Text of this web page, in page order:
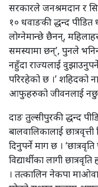
सरकारले जनश्रमदान र
१० धवाङकी द्धन्द
लोग्नेमान्छे छैनन्,
समस्यामा छन्’, पुनले
नहुँदा राज्यलाई
परिरहेको छ ।’ शहिदको
आफुहरुको जीवनलाई
दाङ तुल्सीपुरकी द्धन्द
बालवालिकालाई
दिनुपर्ने माग छ ।
विद्यार्थीका लागी
। तत्कालिन नेकपा